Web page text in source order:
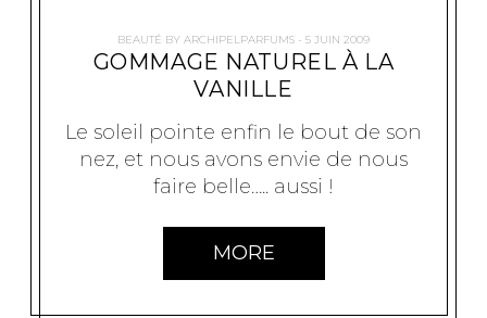
BEAUTÉ BY ARCHIPELPARFUMS 5 JUIN 2009
GOMMAGE NATUREL À LA
VANILLE
Le soleil pointe enfin le bout de son
nez, et nous avons envie de nous
faire belle….. aussi !
MORE